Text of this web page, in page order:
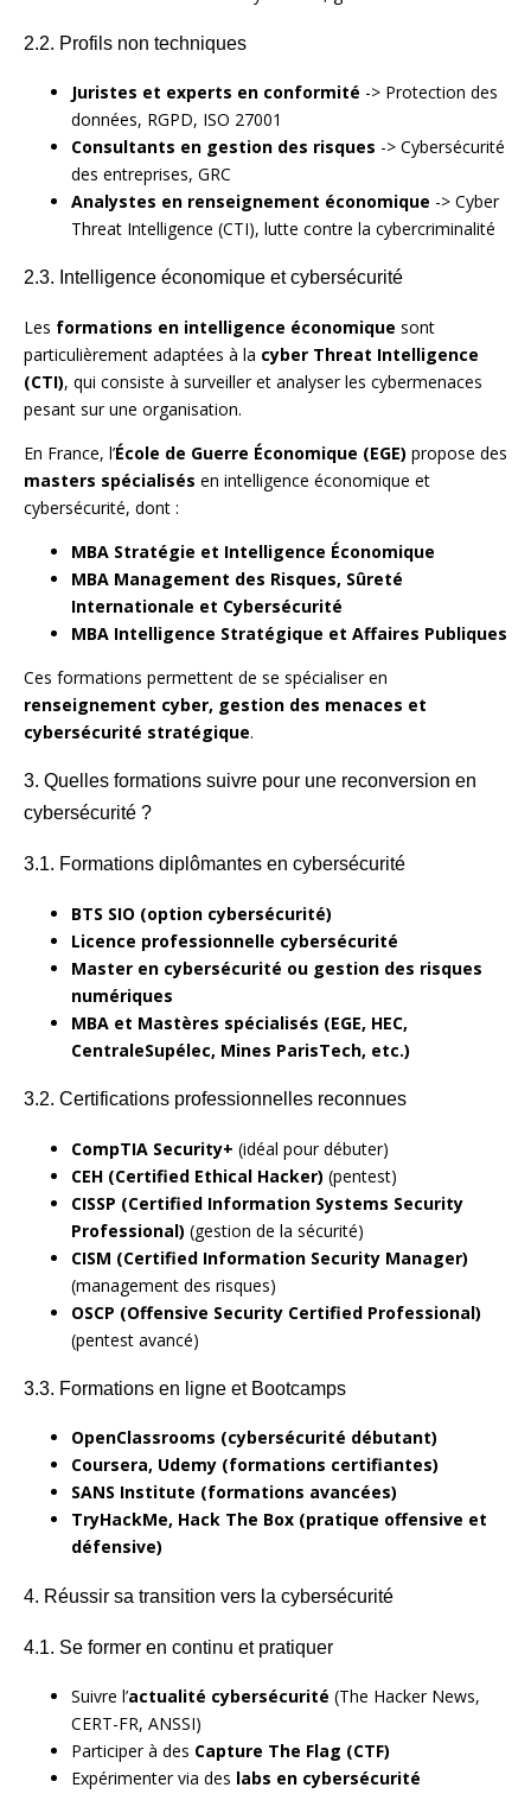
2.2. Profils non techniques
Juristes et experts en conformité -> Protection des
données, RGPD, ISO 27001
Consultants en gestion des risques -> Cybersécurité
des entreprises, GRC
Analystes en renseignement économique -> Cyber
Threat Intelligence (CTI), lutte contre la cybercriminalité
2.3. Intelligence économique et cybersécurité
Les formations en intelligence économique sont
particulièrement adaptées à la cyber Threat Intelligence
(CTI), qui consiste à surveiller et analyser les cybermenaces
pesant sur une organisation.
En France, l’École de Guerre Économique (EGE) propose des
masters spécialisés en intelligence économique et
cybersécurité, dont :
MBA Stratégie et Intelligence Économique
MBA Management des Risques, Sûreté
Internationale et Cybersécurité
MBA Intelligence Stratégique et Affaires Publiques
Ces formations permettent de se spécialiser en
renseignement cyber, gestion des menaces et
cybersécurité stratégique.
3. Quelles formations suivre pour une reconversion en
cybersécurité ?
3.1. Formations diplômantes en cybersécurité
BTS SIO (option cybersécurité)
Licence professionnelle cybersécurité
Master en cybersécurité ou gestion des risques
numériques
MBA et Mastères spécialisés (EGE, HEC,
CentraleSupélec, Mines ParisTech, etc.)
3.2. Certifications professionnelles reconnues
CompTIA Security+ (idéal pour débuter)
CEH (Certified Ethical Hacker) (pentest)
CISSP (Certified Information Systems Security
Professional) (gestion de la sécurité)
CISM (Certified Information Security Manager)
(management des risques)
OSCP (Offensive Security Certified Professional)
(pentest avancé)
3.3. Formations en ligne et Bootcamps
OpenClassrooms (cybersécurité débutant)
Coursera, Udemy (formations certifiantes)
SANS Institute (formations avancées)
TryHackMe, Hack The Box (pratique offensive et
défensive)
4. Réussir sa transition vers la cybersécurité
4.1. Se former en continu et pratiquer
Suivre l’actualité cybersécurité (The Hacker News,
CERT-FR, ANSSI)
Participer à des Capture The Flag (CTF)
Expérimenter via des labs en cybersécurité